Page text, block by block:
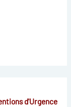
d'Urgence